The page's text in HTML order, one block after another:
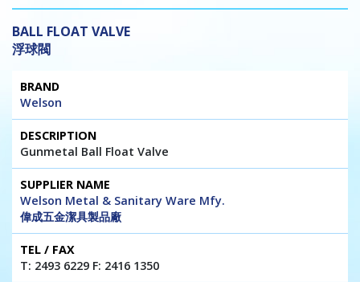
BALL FLOAT VALVE
浮球閥
Brand
Fax
Welson
Gunmetal Ball Float Valve
Welson Metal & Sanitary Ware Mfy.
偉成五金潔具製品廠
T: 2493 6229 F: 2416 1350